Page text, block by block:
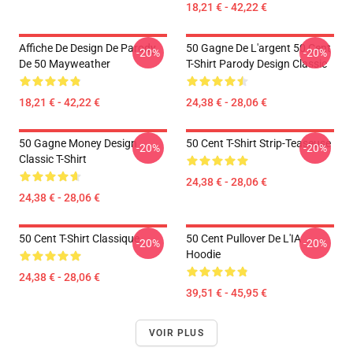
18,21 € - 42,22 €
Affiche De Design De Parody
De 50 Mayweather
18,21 € - 42,22 €
-20%
50 Gagne De L'argent 50 Cent
T-Shirt Parody Design Classic
24,38 € - 28,06 €
-20%
50 Gagne Money Design
Classic T-Shirt
24,38 € - 28,06 €
-20% 50 Cent T-Shirt Strip-Teaseuse
24,38 € - 28,06 €
-20%
50 Cent T-Shirt Classique
24,38 € - 28,06 €
-20%
50 Cent Pullover De L'IA
Hoodie
39,51 € - 45,95 €
-20%
VOIR PLUS